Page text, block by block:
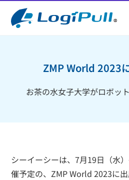
ZMP World 2023
お茶の水女子大学がロボッ
シーイーシーは、7月19日（水
催予定の、ZMP World 2023に出